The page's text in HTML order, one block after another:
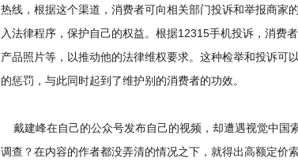
热线，根据这个渠道，消费者可向相关部门投诉和举报商家
入法律程序，保护自己的权益。根据12315手机投诉，消费
产品照片等，以推动他的法律维权要求。这种检举和投诉可
的惩罚，与此同时起到了维护别的消费者的功效。
戴建峰在自己的公众号发布自己的视频，却遭遇视觉中国
调查？在内容的作者都没弄清的情况之下，就得出高额定价